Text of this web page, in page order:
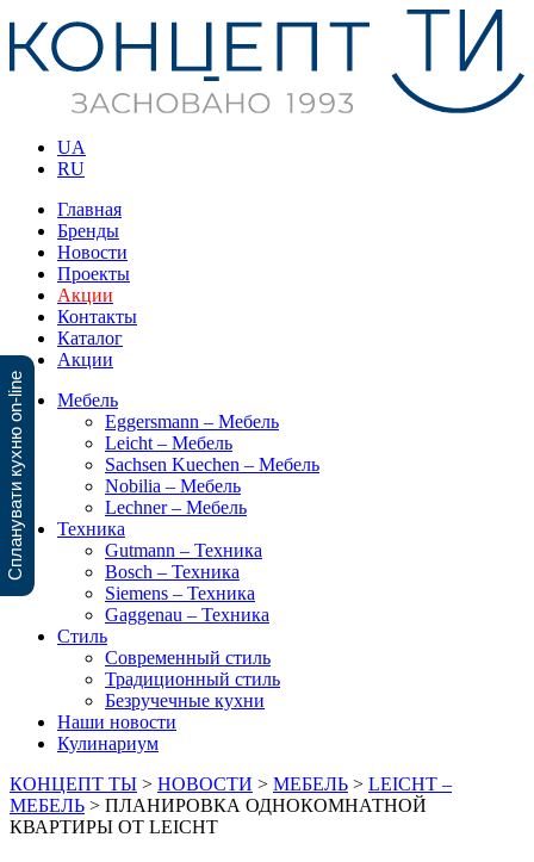
UA
RU
Главная
Бренды
Новости
Проекты
Акции
Контакты
Каталог
Акции
Мебель
Eggersmann – Мебель
Leicht – Мебель
Sachsen Kuechen – Мебель
Nobilia – Мебель
Lechner – Мебель
Техника
Gutmann – Техника
Bosch – Техника
Siemens – Техника
Gaggenau – Техника
Стиль
Современный стиль
Традиционный стиль
Безручечные кухни
Наши новости
Кулинариум
КОНЦЕПТ ТЫ > НОВОСТИ > МЕБЕЛЬ > LEICHT –
МЕБЕЛЬ > ПЛАНИРОВКА ОДНОКОМНАТНОЙ
КВАРТИРЫ ОТ LEICHT
Спланувати кухню on-line